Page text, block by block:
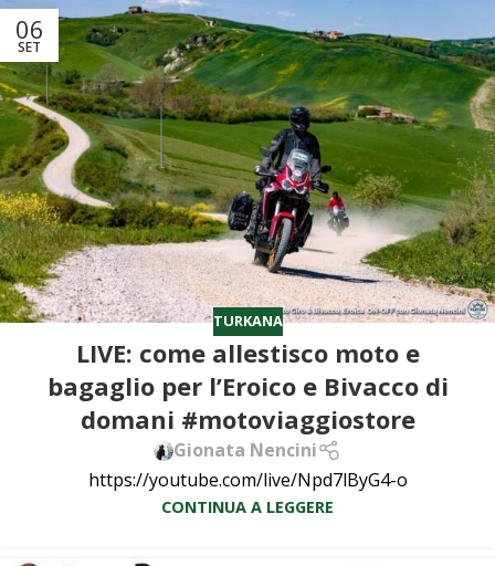
06
SET
TURKANA
LIVE: come allestisco moto e
bagaglio per l’Eroico e Bivacco di
domani #motoviaggiostore
Gionata Nencini
https://youtube.com/live/Npd7lByG4-o
CONTINUA A LEGGERE